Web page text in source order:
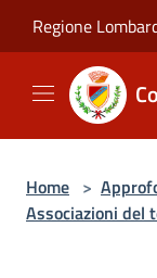
Regione
Home >
Associazioni del